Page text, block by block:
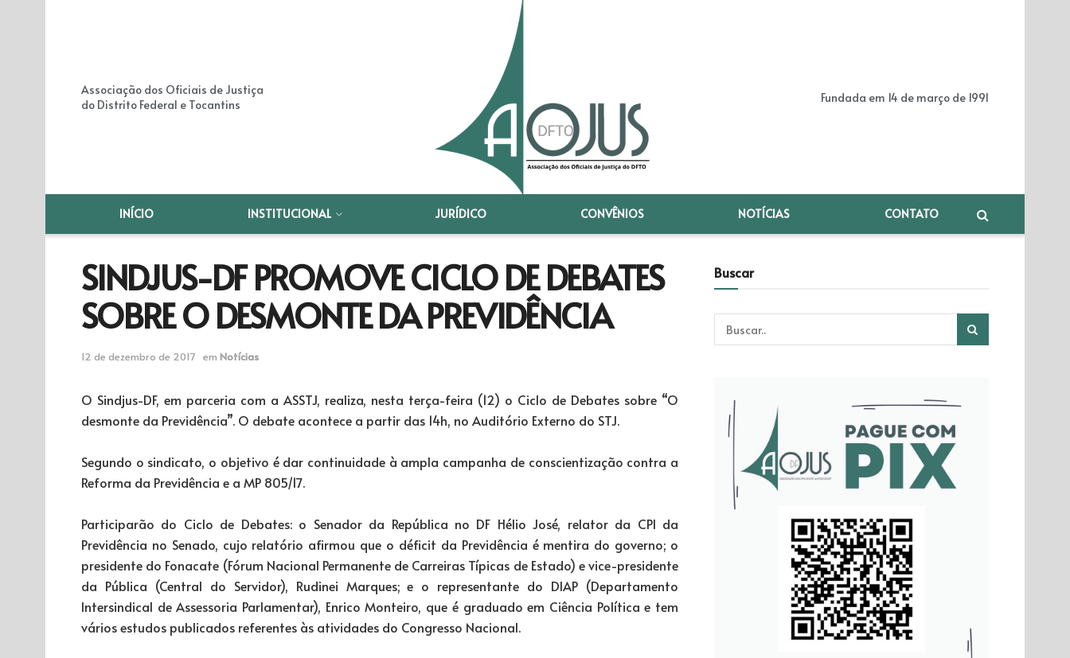
Associação dos Oficiais de Justiça
do Distrito Federal e Tocantins
Fundada em 14 de março de 1991
INÍCIO INSTITUCIONAL JURÍDICO CONVÊNIOS NOTÍCIAS CONTATO
SINDJUS-DF PROMOVE CICLO DE DEBATES
SOBRE O DESMONTE DA PREVIDÊNCIA
12 de dezembro de 2017 em Notícias
O Sindjus-DF, em parceria com a ASSTJ, realiza, nesta terça-feira (12) o Ciclo de Debates sobre “O
desmonte da Previdência”. O debate acontece a partir das 14h, no Auditório Externo do STJ.
Segundo o sindicato, o objetivo é dar continuidade à ampla campanha de conscientização contra a
Reforma da Previdência e a MP 805/17.
Participarão do Ciclo de Debates: o Senador da República no DF Hélio José, relator da CPI da
Previdência no Senado, cujo relatório afirmou que o déficit da Previdência é mentira do governo; o
presidente do Fonacate (Fórum Nacional Permanente de Carreiras Típicas de Estado) e vice-presidente
da Pública (Central do Servidor), Rudinei Marques; e o representante do DIAP (Departamento
Intersindical de Assessoria Parlamentar), Enrico Monteiro, que é graduado em Ciência Política e tem
vários estudos publicados referentes às atividades do Congresso Nacional.
Buscar